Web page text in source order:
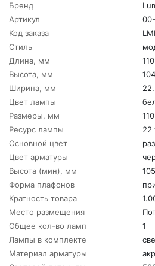
Бренд
Артикул
Код заказа
Стиль
Длина, мм
110
Высота, мм
Ширина, мм
Цвет лампы
Размеры, мм
Ресурс лампы
22
Основной цвет
Цвет арматуры
Высота (мин), мм
105
Форма плафонов
Кратность товара
Место размещения
Общее кол-во ламп
1
Лампы в комплекте
Материал арматуры